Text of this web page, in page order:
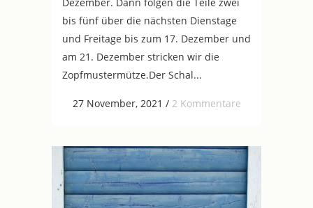
bis fünf über die nächsten Dienstage
und Freitage bis zum 17. Dezember und
am 21. Dezember stricken wir die
Zopfmustermütze.Der Schal...
27 November, 2021 / 2 Kommentare